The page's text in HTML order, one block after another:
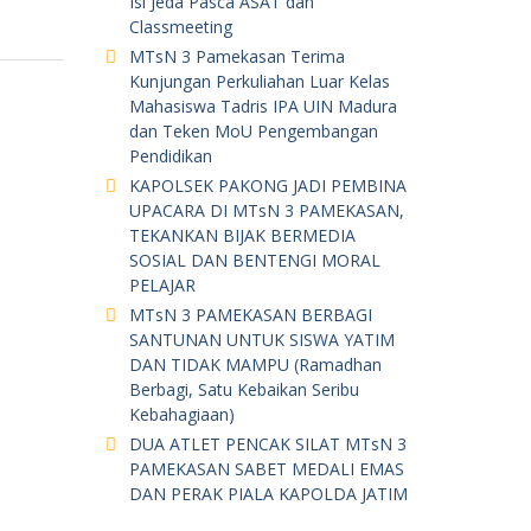
Classmeeting
MTsN 3 Pamekasan Terima
Kunjungan Perkuliahan Luar Kelas
Mahasiswa Tadris IPA UIN Madura
dan Teken MoU Pengembangan
Pendidikan
KAPOLSEK PAKONG JADI PEMBINA
UPACARA DI MTsN 3 PAMEKASAN,
TEKANKAN BIJAK BERMEDIA
SOSIAL DAN BENTENGI MORAL
PELAJAR
MTsN 3 PAMEKASAN BERBAGI
SANTUNAN UNTUK SISWA YATIM
DAN TIDAK MAMPU (Ramadhan
Berbagi, Satu Kebaikan Seribu
Kebahagiaan)
DUA ATLET PENCAK SILAT MTsN 3
PAMEKASAN SABET MEDALI EMAS
DAN PERAK PIALA KAPOLDA JATIM